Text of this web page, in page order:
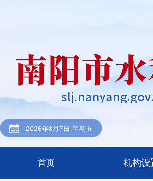
2026年8月7日 星期五
首页 机构设